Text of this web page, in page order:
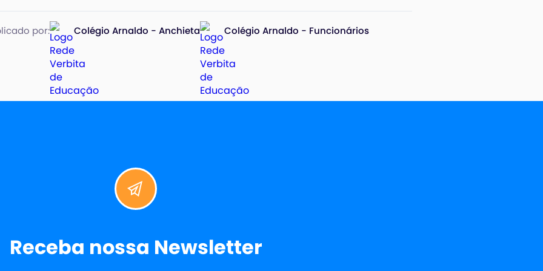
por: Colégio Arnaldo - Anchieta Colégio Arnaldo - Funcionários
Receba nossa Newsletter